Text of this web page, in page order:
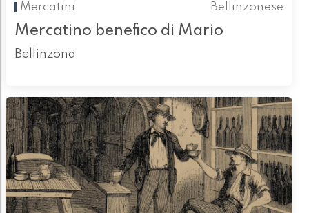
Mercatini
Bellinzonese
Mercatino benefico di Mario
Bellinzona